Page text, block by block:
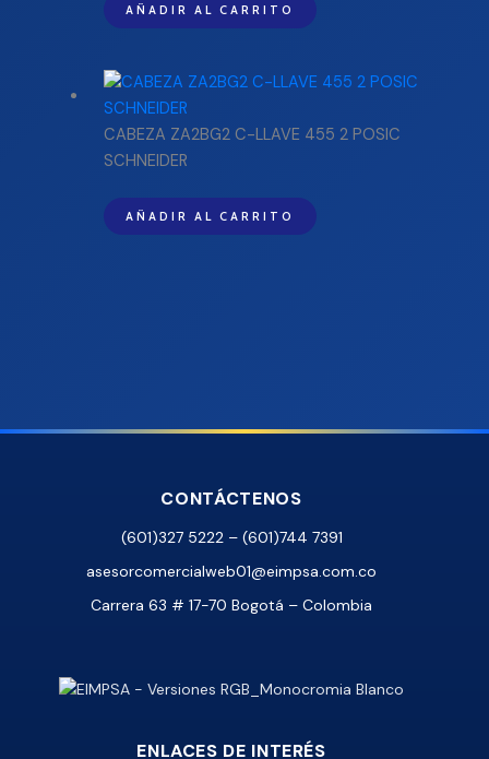
AÑADIR AL CARRITO
CABEZA ZA2BG2 C-LLAVE 455 2 POSIC
SCHNEIDER
AÑADIR AL CARRITO
CONTÁCTENOS
(601)327 5222 – (601)744 7391
asesorcomercialweb01@eimpsa.com.co
Carrera 63 # 17-70 Bogotá – Colombia
ENLACES DE INTERÉS